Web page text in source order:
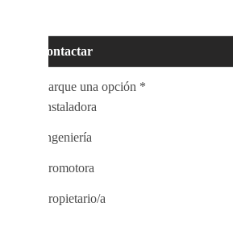
Contactar
Marque una opción *
Instaladora
Ingeniería
Promotora
Propietario/a